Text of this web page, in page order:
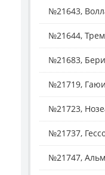
№21643,
№21644,
№21683,
№21719,
№21723,
№21737,
№21747,